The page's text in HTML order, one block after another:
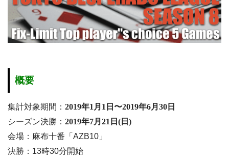
概要
集計対象期間： 2019年1月1日〜2019年6月30日
シーズン決勝： 2019年7月21日(日)
会場：麻布十番「AZB10」
決勝：13時30分開始